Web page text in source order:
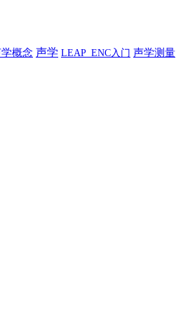
概念 声学 LEAP_ENC入门 声学测量